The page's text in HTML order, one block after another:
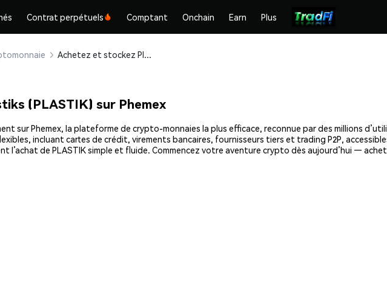
Contrat perpétuels Comptant Onchain Earn Plus
Achetez et stockez Plastiks (PLASTIK) en toute sécurité
(PLASTIK) sur Phemex
sur Phemex, la plateforme de crypto-monnaies la plus efficace, reconnue par des millions
incluant cartes de crédit, virements bancaires, fournisseurs tiers et trading P2P,
l’achat de PLASTIK simple et fluide. Commencez votre aventure crypto dès aujourd’hui —